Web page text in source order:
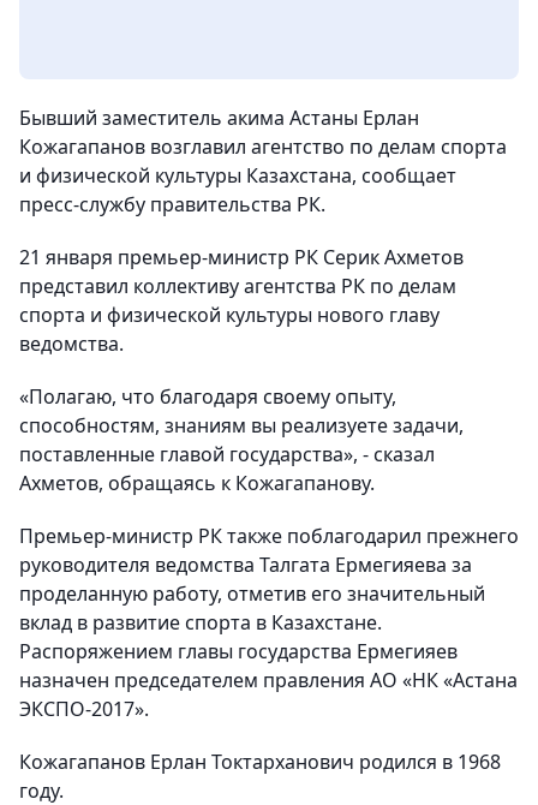
Бывший заместитель акима Астаны Ерлан
Кожагапанов возглавил агентство по делам спорта
и физической культуры Казахстана, сообщает
пресс-службу правительства РК.
21 января премьер-министр РК Серик Ахметов
представил коллективу агентства РК по делам
спорта и физической культуры нового главу
ведомства.
«Полагаю, что благодаря своему опыту,
способностям, знаниям вы реализуете задачи,
поставленные главой государства», - сказал
Ахметов, обращаясь к Кожагапанову.
Премьер-министр РК также поблагодарил прежнего
руководителя ведомства Талгата Ермегияева за
проделанную работу, отметив его значительный
вклад в развитие спорта в Казахстане.
Распоряжением главы государства Ермегияев
назначен председателем правления АО «НК «Астана
ЭКСПО-2017».
Кожагапанов Ерлан Токтарханович родился в 1968
году.